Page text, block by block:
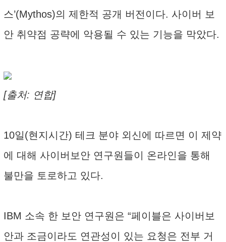
스’(Mythos)의 제한적 공개 버전이다. 사이버 보
안 취약점 공략에 악용될 수 있는 기능을 막았다.
[출처: 연합]
10일(현지시간) 테크 분야 외신에 따르면 이 제약
에 대해 사이버보안 연구원들이 온라인을 통해
불만을 토로하고 있다.
IBM 소속 한 보안 연구원은 “페이블은 사이버보
안과 조금이라도 연관성이 있는 요청은 전부 거